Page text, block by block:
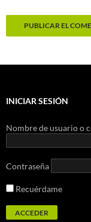
INICIAR SESIÓN
Nombre de usuario o
Contraseña
Recuérdame